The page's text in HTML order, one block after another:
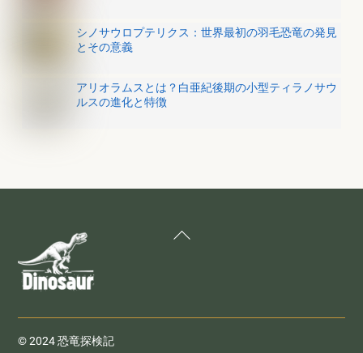
シノサウロプテリクス：世界最初の羽毛恐竜の発見
とその意義
アリオラムスとは？白亜紀後期の小型ティラノサウ
ルスの進化と特徴
To
© 2024 恐竜探検記